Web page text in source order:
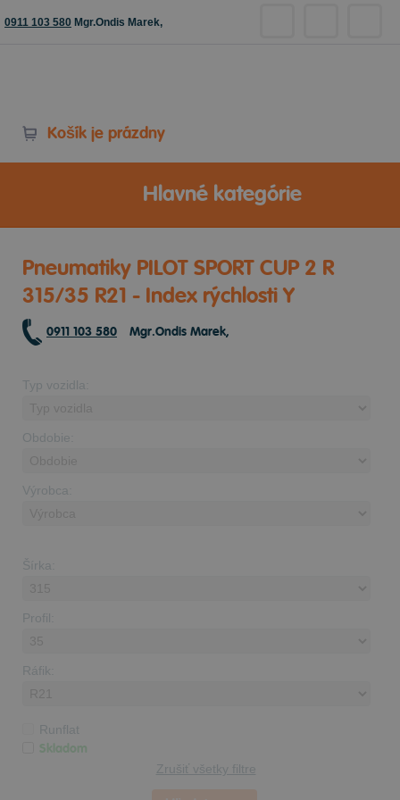
0911 103 580 Mgr.Ondis Marek,
Košík je prázdny
Hlavné kategórie
Pneumatiky PILOT SPORT CUP 2 R
315/35 R21 - Index rýchlosti Y
0911 103 580 Mgr.Ondis Marek,
Typ vozidla:
Obdobie:
Výrobca:
Šírka:
Profil:
Ráfik:
Runflat
Skladom
Zrušiť všetky filtre